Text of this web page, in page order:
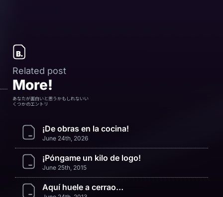
Related post
More!
あなたが面白いと思うかもしれないい
くつかのエントリ
¡De obras en la cocina!
June 24th, 2026
¡Póngame un kilo de logo!
June 25th, 2015
Aquí huele a cerrao…